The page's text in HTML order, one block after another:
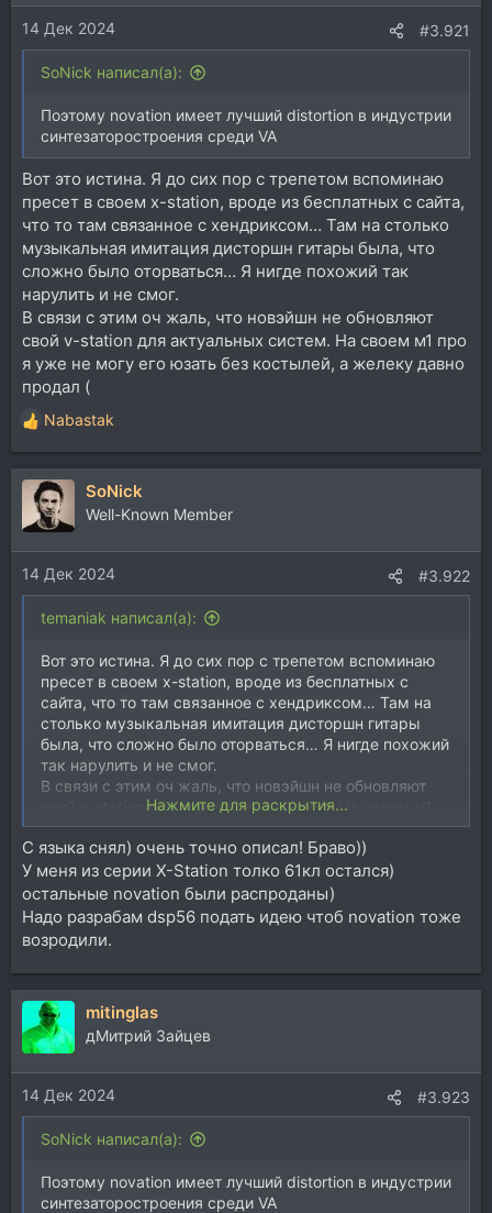
и
:14 Дек 2024 #3.921
SoNick написал(а):
Поэтому novation имеет лучший distortion в индустрии
синтезаторостроения среди VA
Вот это истина. Я до сих пор с трепетом вспоминаю
пресет в своем x-station, вроде из бесплатных с сайта,
что то там связанное с хендриксом… Там на столько
музыкальная имитация дисторшн гитары была, что
сложно было оторваться… Я нигде похожий так
нарулить и не смог.
В связи с этим оч жаль, что новэйшн не обновляют
свой v-station для актуальных систем. На своем м1 про
я уже не могу его юзать без костылей, а желеку давно
продал (
Р
е
а
и
и
:
Nabastak
SoNick
Well-Known Member
14 Дек 2024 #3.922
temaniak написал(а):
Вот это истина. Я до сих пор с трепетом вспоминаю
пресет в своем x-station, вроде из бесплатных с
сайта, что то там связанное с хендриксом… Там на
столько музыкальная имитация дисторшн гитары
была, что сложно было оторваться… Я нигде похожий
так нарулить и не смог.
В связи с этим оч жаль, что новэйшн не обновляют
свой v-station для актуальных систем. На своем м1
про я уже не могу его юзать без костылей, а желеку
давно продал (
Нажмите для раскрытия...
С языка снял) очень точно описал! Браво))
У меня из серии X-Station толко 61кл остался)
остальные novation были распроданы)
Надо разрабам dsp56 подать идею чтоб novation тоже
возродили.
mitinglas
дМитрий Зайцев
14 Дек 2024 #3.923
SoNick написал(а):
Поэтому novation имеет лучший distortion в индустрии
синтезаторостроения среди VA